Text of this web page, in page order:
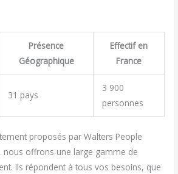
Présence
Géographique
Effectif en
France
31 pays
3 900
personnes
proposés par Walters People
nous offrons une large gamme de
Ils répondent à tous vos besoins, que